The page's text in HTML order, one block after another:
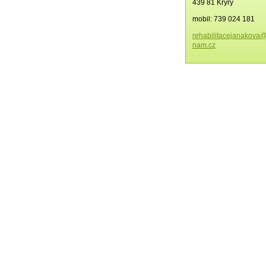
439 81 Kryry
mobil: 739 024 181
rehabilitacejana
nam.cz